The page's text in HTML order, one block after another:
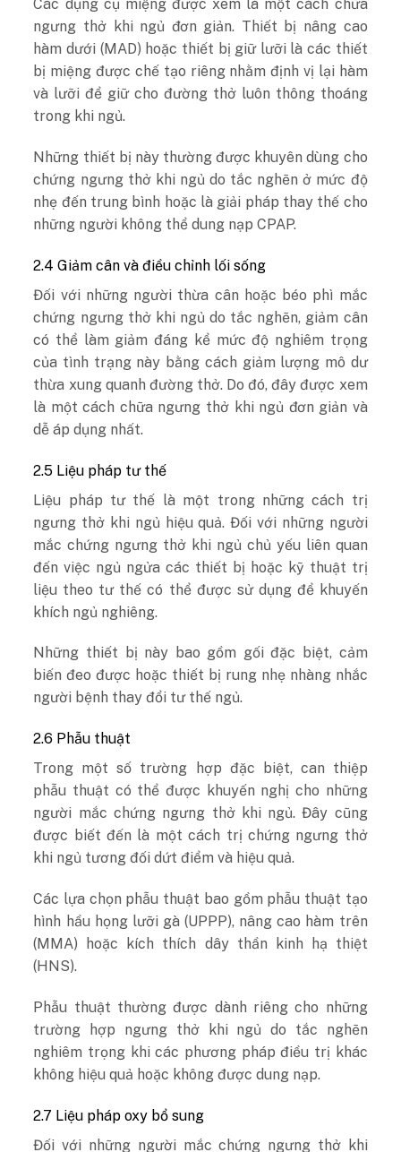
Các dụng cụ miệng được xem là một cách chữa
ngưng thở khi ngủ đơn giản. Thiết bị nâng cao
hàm dưới (MAD) hoặc thiết bị giữ lưỡi là các thiết
bị miệng được chế tạo riêng nhằm định vị lại hàm
và lưỡi để giữ cho đường thở luôn thông thoáng
trong khi ngủ.
Những thiết bị này thường được khuyên dùng cho
chứng ngưng thở khi ngủ do tắc nghẽn ở mức độ
nhẹ đến trung bình hoặc là giải pháp thay thế cho
những người không thể dung nạp CPAP.
2.4 Giảm cân và điều chỉnh lối sống
Đối với những người thừa cân hoặc béo phì mắc
chứng ngưng thở khi ngủ do tắc nghẽn, giảm cân
có thể làm giảm đáng kể mức độ nghiêm trọng
của tình trạng này bằng cách giảm lượng mô dư
thừa xung quanh đường thở. Do đó, đây được xem
là một cách chữa ngưng thở khi ngủ đơn giản và
dễ áp dụng nhất.
2.5 Liệu pháp tư thế
Liệu pháp tư thế là một trong những cách trị
ngưng thở khi ngủ hiệu quả. Đối với những người
mắc chứng ngưng thở khi ngủ chủ yếu liên quan
đến việc ngủ ngửa các thiết bị hoặc kỹ thuật trị
liệu theo tư thế có thể được sử dụng để khuyến
khích ngủ nghiêng.
Những thiết bị này bao gồm gối đặc biệt, cảm
biến đeo được hoặc thiết bị rung nhẹ nhàng nhắc
người bệnh thay đổi tư thế ngủ.
2.6 Phẫu thuật
Trong một số trường hợp đặc biệt, can thiệp
phẫu thuật có thể được khuyến nghị cho những
người mắc chứng ngưng thở khi ngủ. Đây cũng
được biết đến là một cách trị chứng ngưng thở
khi ngủ tương đối dứt điểm và hiệu quả.
Các lựa chọn phẫu thuật bao gồm phẫu thuật tạo
hình hầu họng lưỡi gà (UPPP), nâng cao hàm trên
(MMA) hoặc kích thích dây thần kinh hạ thiệt
(HNS).
Phẫu thuật thường được dành riêng cho những
trường hợp ngưng thở khi ngủ do tắc nghẽn
nghiêm trọng khi các phương pháp điều trị khác
không hiệu quả hoặc không được dung nạp.
2.7 Liệu pháp oxy bổ sung
Đối với những người mắc chứng ngưng thở khi